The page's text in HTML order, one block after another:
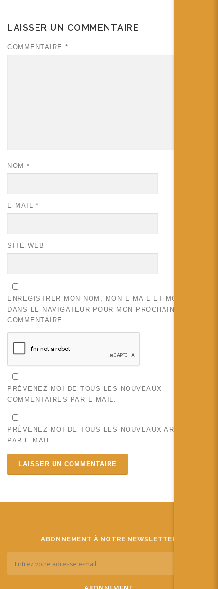
LAISSER UN COMMENTAIRE
COMMENTAIRE *
NOM *
E-MAIL *
SITE WEB
ENREGISTRER MON NOM, MON E-MAIL ET MON SITE
DANS LE NAVIGATEUR POUR MON PROCHAIN
COMMENTAIRE.
PRÉVENEZ-MOI DE TOUS LES NOUVEAUX
COMMENTAIRES PAR E-MAIL.
PRÉVENEZ-MOI DE TOUS LES NOUVEAUX ARTICLES
PAR E-MAIL.
ABONNEMENT À NOTRE NEWSLETTER